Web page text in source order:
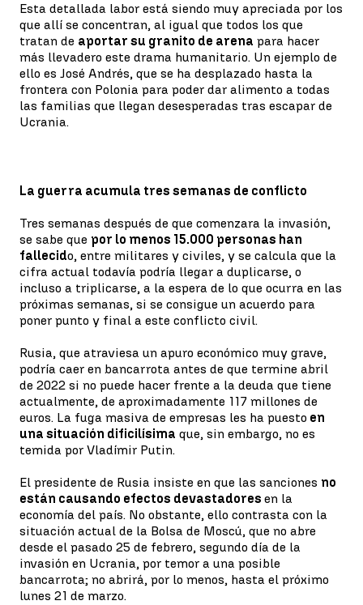
Esta detallada labor está siendo muy apreciada por los
que allí se concentran, al igual que todos los que
tratan de aportar su granito de arena para hacer
más llevadero este drama humanitario. Un ejemplo de
ello es José Andrés, que se ha desplazado hasta la
frontera con Polonia para poder dar alimento a todas
las familias que llegan desesperadas tras escapar de
Ucrania.
La guerra acumula tres semanas de conflicto
Tres semanas después de que comenzara la invasión,
se sabe que por lo menos 15.000 personas han
fallecido, entre militares y civiles, y se calcula que la
cifra actual todavía podría llegar a duplicarse, o
incluso a triplicarse, a la espera de lo que ocurra en las
próximas semanas, si se consigue un acuerdo para
poner punto y final a este conflicto civil.
Rusia, que atraviesa un apuro económico muy grave,
podría caer en bancarrota antes de que termine abril
de 2022 si no puede hacer frente a la deuda que tiene
actualmente, de aproximadamente 117 millones de
euros. La fuga masiva de empresas les ha puesto en
una situación dificilísima que, sin embargo, no es
temida por Vladímir Putin.
El presidente de Rusia insiste en que las sanciones no
están causando efectos devastadores en la
economía del país. No obstante, ello contrasta con la
situación actual de la Bolsa de Moscú, que no abre
desde el pasado 25 de febrero, segundo día de la
invasión en Ucrania, por temor a una posible
bancarrota; no abrirá, por lo menos, hasta el próximo
lunes 21 de marzo.